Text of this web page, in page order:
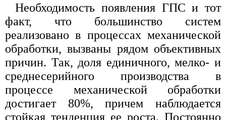
Необходимость появления ГПС и тот
факт, что большинство систем
реализовано в процессах механической
обработки, вызваны рядом объективных
причин. Так, доля единичного, мелко- и
среднесерийного производства в
процессе механической обработки
достигает 80%, причем наблюдается
стойкая тенденция ее роста. Постоянно